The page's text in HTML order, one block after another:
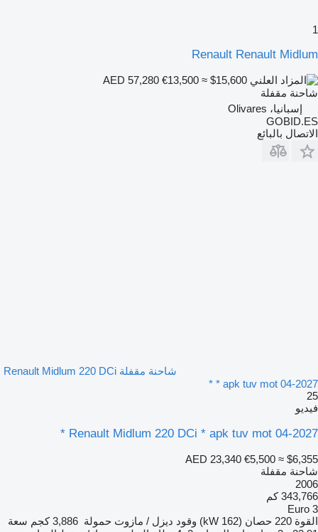
1
Renault Renault Midlum
€13,500 ≈ $15,600
شاحنة مقفلة
إسبانيا، Olivares
GOBID.ES
الاتصال بالبائع
شاحنة مقفلة Renault Midlum 220 DCi
* apk tuv mot 04-2027 *
25
فيديو
Renault Midlum 220 DCi * apk tuv mot 04-2027 *
AED 23,340 €5,500 ≈ $6,355
شاحنة مقفلة
2006
343,766 كم
Euro 3
القوة 220 حصان (162 kW) وقود ديزل / مازوت حمولة 3,886 كجم
سعة